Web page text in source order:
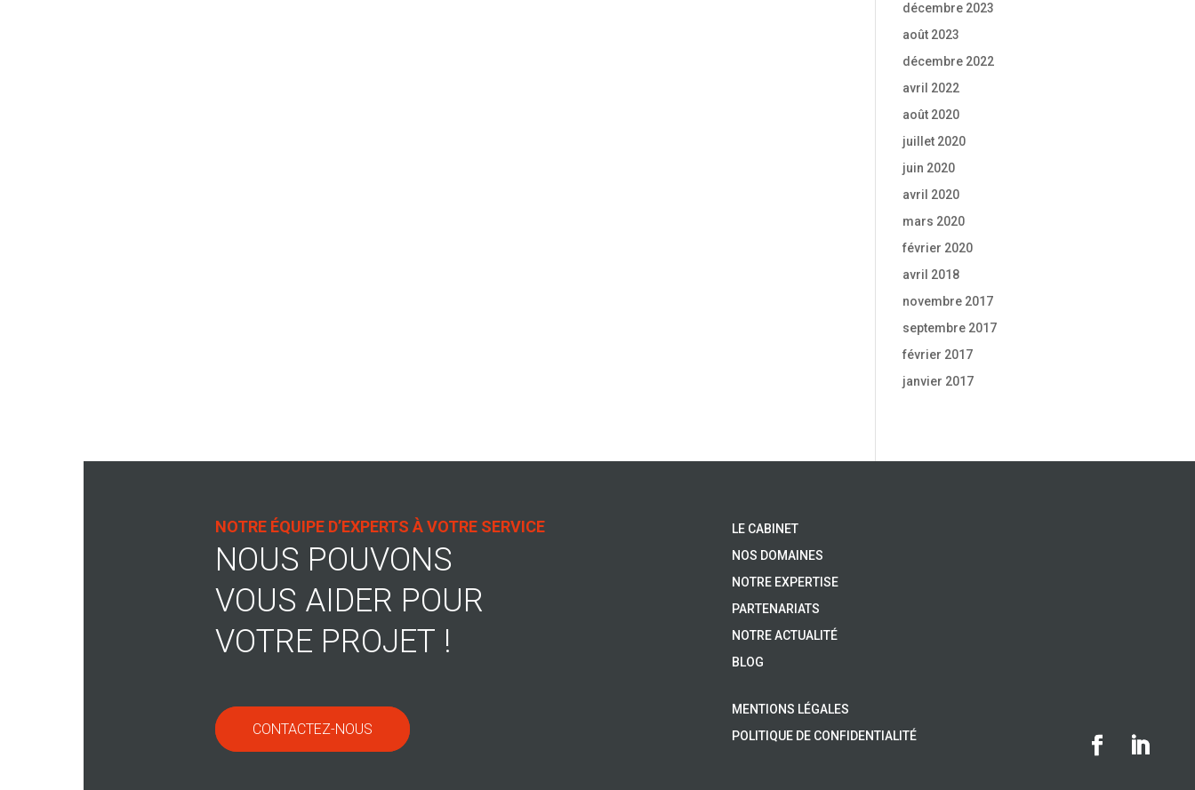
décembre 2023
août 2023
décembre 2022
avril 2022
août 2020
juillet 2020
juin 2020
avril 2020
mars 2020
février 2020
avril 2018
novembre 2017
septembre 2017
février 2017
janvier 2017
NOTRE ÉQUIPE D’EXPERTS À VOTRE SERVICE
NOUS POUVONS
VOUS AIDER POUR
VOTRE PROJET !
CONTACTEZ-NOUS
LE CABINET
NOS DOMAINES
NOTRE EXPERTISE
PARTENARIATS
NOTRE ACTUALITÉ
BLOG
MENTIONS LÉGALES
POLITIQUE DE CONFIDENTIALITÉ